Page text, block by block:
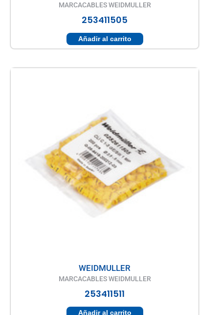
MARCACABLES WEIDMULLER
253411505
Añadir al carrito
WEIDMULLER
MARCACABLES WEIDMULLER
253411511
Añadir al carrito